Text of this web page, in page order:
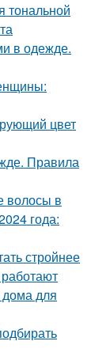
тональной
в одежде.
цвет
Правила
волосы в
года:
стройнее
для